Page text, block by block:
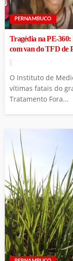
PERNAMBUCO
Tragédia na PE-360:
com van do TFD de
O Instituto de
vítimas fatais do
Tratamento Fora...